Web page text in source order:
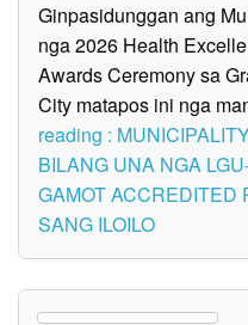
Ginpasidunggan ang
nga 2026 Health
Awards Ceremony sa
City matapos ini nga
reading :
BILANG UNA NGA
GAMOT ACCREDITED
SANG ILOILO